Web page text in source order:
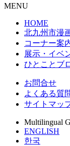
MENU
HOME
北九州市漫
コーナー案
展示・イベ
ひとことブ
お問合せ
よくある質
サイトマッ
Multilingual
ENGLISH
한국